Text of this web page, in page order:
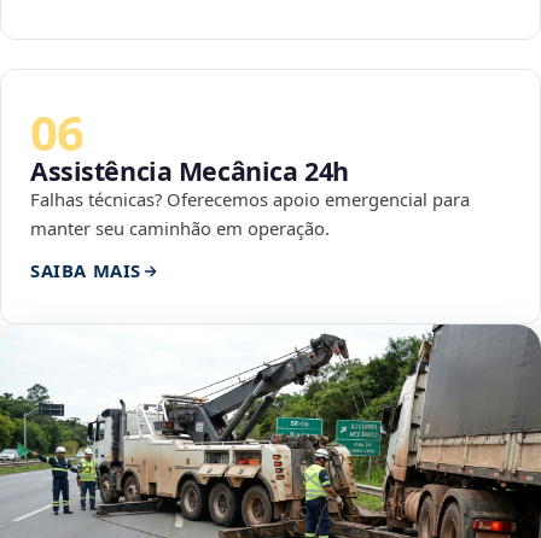
06
Assistência Mecânica 24h
Falhas técnicas? Oferecemos apoio emergencial para
manter seu caminhão em operação.
SAIBA MAIS